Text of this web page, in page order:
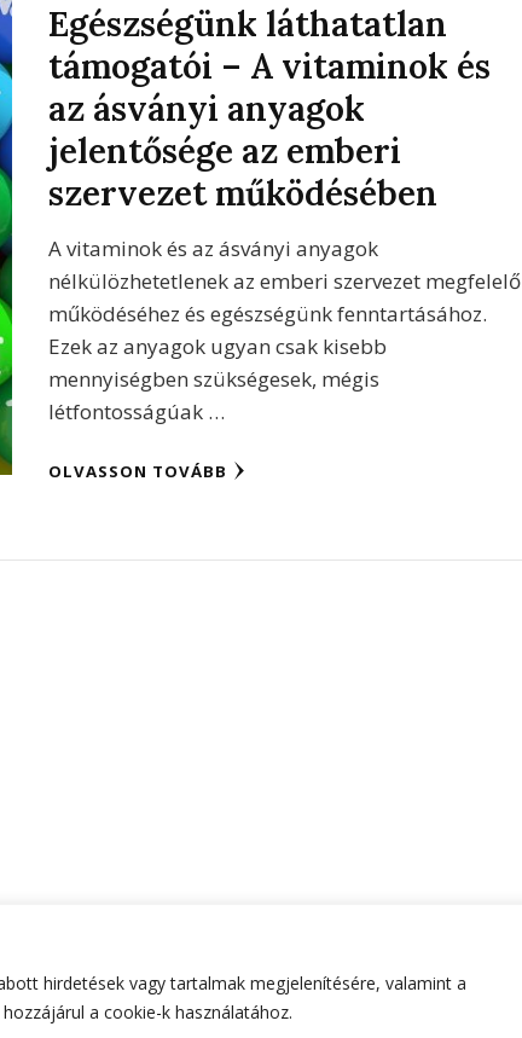
hirdetések vagy tartalmak megjelenítésére, valamint a
a cookie-k használatához.
Egészségünk láthatatlan
támogatói – A vitaminok és
az ásványi anyagok
jelentősége az emberi
szervezet működésében
A vitaminok és az ásványi anyagok
nélkülözhetetlenek az emberi szervezet megfelelő
működéséhez és egészségünk fenntartásához.
Ezek az anyagok ugyan csak kisebb
mennyiségben szükségesek, mégis
létfontosságúak …
OLVASSON TOVÁBB
Hello Fashion | Fejlesztette